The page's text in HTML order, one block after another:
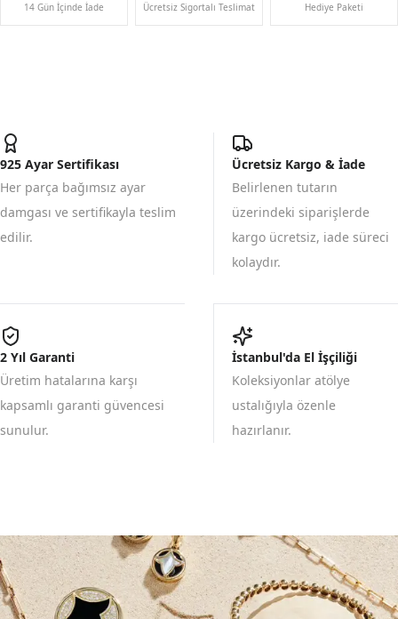
14 Gün İçinde İade
Ücretsiz Sigortalı Teslimat
Hediye Paketi
925 Ayar Sertifikası
Her parça bağımsız ayar
damgası ve sertifikayla teslim
edilir.
Ücretsiz Kargo & İade
Belirlenen tutarın
üzerindeki siparişlerde
kargo ücretsiz, iade süreci
kolaydır.
2 Yıl Garanti
Üretim hatalarına karşı
kapsamlı garanti güvencesi
sunulur.
İstanbul'da El İşçiliği
Koleksiyonlar atölye
ustalığıyla özenle
hazırlanır.